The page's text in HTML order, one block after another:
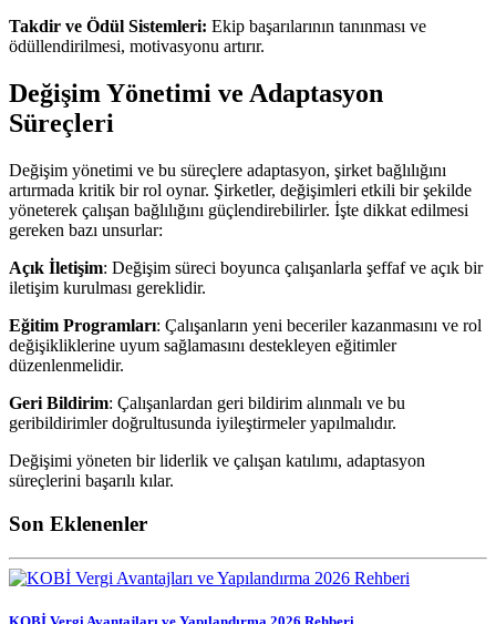
Takdir ve Ödül Sistemleri: Ekip başarılarının tanınması ve
ödüllendirilmesi, motivasyonu artırır.
Değişim Yönetimi ve Adaptasyon
Süreçleri
Değişim yönetimi ve bu süreçlere adaptasyon, şirket bağlılığını
artırmada kritik bir rol oynar. Şirketler, değişimleri etkili bir şekilde
yöneterek çalışan bağlılığını güçlendirebilirler. İşte dikkat edilmesi
gereken bazı unsurlar:
Açık İletişim: Değişim süreci boyunca çalışanlarla şeffaf ve açık bir
iletişim kurulması gereklidir.
Eğitim Programları: Çalışanların yeni beceriler kazanmasını ve rol
değişikliklerine uyum sağlamasını destekleyen eğitimler
düzenlenmelidir.
Geri Bildirim: Çalışanlardan geri bildirim alınmalı ve bu
geribildirimler doğrultusunda iyileştirmeler yapılmalıdır.
Değişimi yöneten bir liderlik ve çalışan katılımı, adaptasyon
süreçlerini başarılı kılar.
Son Eklenenler